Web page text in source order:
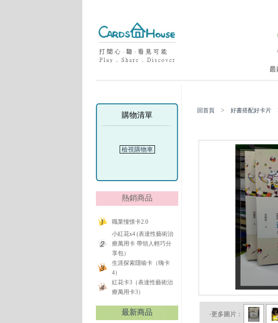
購物清單
檢視購物車
熱銷商品
職業憧憬卡2.0
小紅花x4 (表達性藝術治
療萬用卡 帶領人輕巧分
享包）
生涯探索隱喻卡（嗨卡
4）
紅花卡3（表達性藝術治
療萬用卡3）
最新商品
回首頁 > 好書搭配好卡片
‧更多圖片：